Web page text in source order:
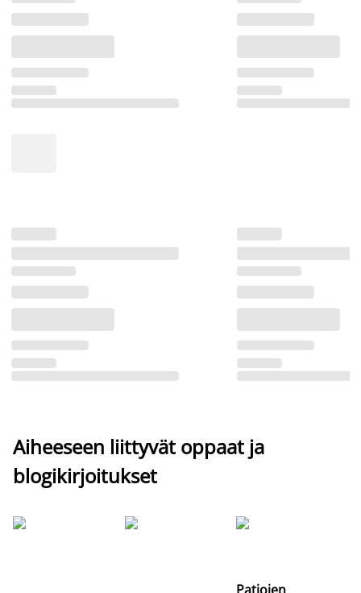
Aiheeseen liittyvät oppaat ja
blogikirjoitukset